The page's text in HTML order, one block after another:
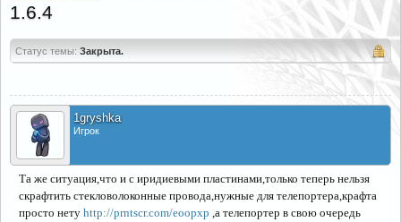
1.6.4
Статус темы: Закрыта.
1gryshka
Игрок
Та же ситуация,что и с иридиевыми пластинами,только теперь нельзя
скрафтить стекловолоконные провода,нужные для телепортера,крафта
просто нету http://prntscr.com/eoopxp ,а телепортер в свою очередь